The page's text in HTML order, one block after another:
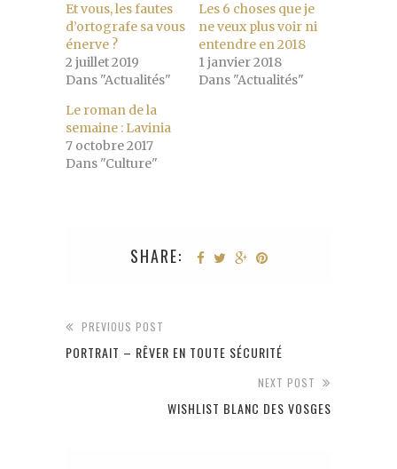
Et vous, les fautes
d’ortografe sa vous
énerve ?
2 juillet 2019
Dans "Actualités"
Les 6 choses que je
ne veux plus voir ni
entendre en 2018
1 janvier 2018
Dans "Actualités"
Le roman de la
semaine : Lavinia
7 octobre 2017
Dans "Culture"
SHARE:
PREVIOUS POST
PORTRAIT – RÊVER EN TOUTE SÉCURITÉ
NEXT POST
WISHLIST BLANC DES VOSGES